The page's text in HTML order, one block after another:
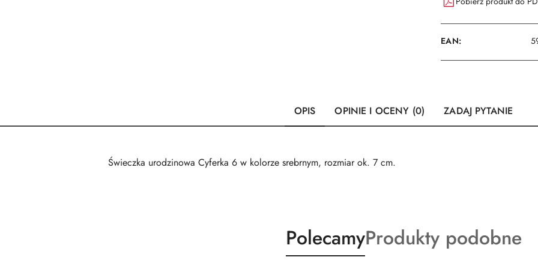
EAN:
OPIS OPINIE I OCENY (0) ZADAJ PYTANIE
Świeczka urodzinowa Cyferka 6 w kolorze srebrnym, rozmiar ok. 7 cm.
Produkty
o
PolecamyProdukty
o
Produkty podobne